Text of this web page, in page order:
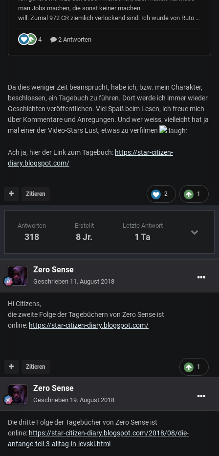
Da dies weniger Zeit beansprucht, habe ich, bzw. mein Charakter,
beschlossen, ein Tagebuch zu führen. Dort werde ich immer wieder
Geschichten veröffentlichen. Viel Spaß beim Lesen, ich freue mich
über Kommentare und Anregungen. Und wer weiss, vielleicht hat ja
mal einer der Video-Stars Lust, etwas zu verfilmen
Ach ja, hier der Link zum Tagebuch: https://star-citizen-
diary.blogspot.com/
2 1
Zitieren
Antworten
318
Erstellt
8 Jr.
Letzte Antwort
1 Ta
Zero Sense
Geschrieben 11. August 2018
Hi Citizens,
die zweite Folge der Tagebüchern von Zero Sense ist
online: https://star-citizen-diary.blogspot.com/
1
Zitieren
Zero Sense
Geschrieben 19. August 2018
Die dritte Folge der Tagebücher von Zero Sense ist
online: https://star-citizen-diary.blogspot.com/2018/08/die-
anfange-teil-3-alltag-in-levski.html